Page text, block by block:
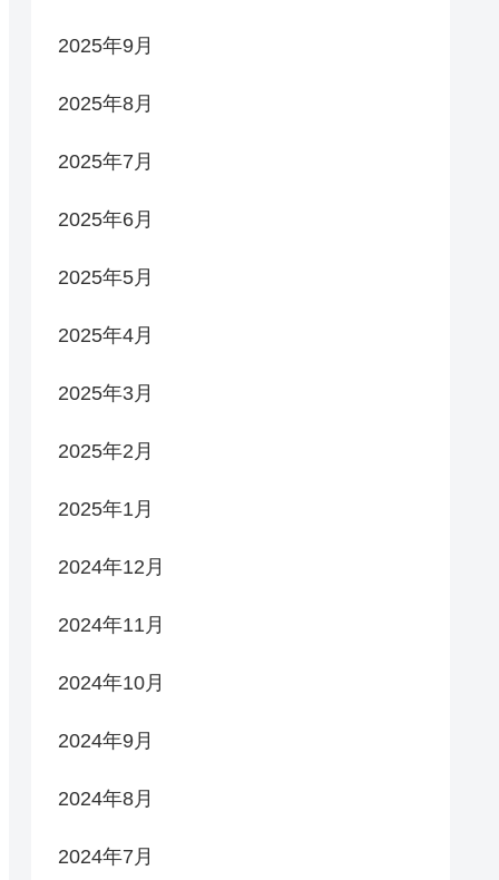
2025年9月
2025年8月
2025年7月
2025年6月
2025年5月
2025年4月
2025年3月
2025年2月
2025年1月
2024年12月
2024年11月
2024年10月
2024年9月
2024年8月
2024年7月